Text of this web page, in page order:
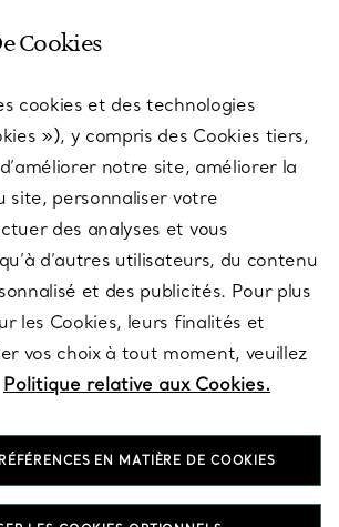
Cookies
cookies et des technologies
»), y compris des Cookies tiers,
notre site, améliorer la
site, personnaliser votre
des analyses et vous
d’autres utilisateurs, du contenu
et des publicités. Pour plus
les Cookies, leurs finalités et
vos choix à tout moment, veuillez
Politique relative aux Cookies.
EN MATIÈRE DE COOKIES